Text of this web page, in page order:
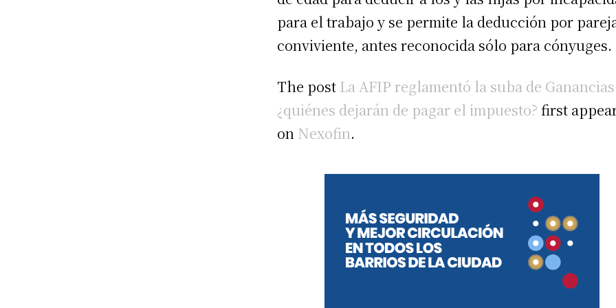
para el trabajo y se permite la deducción por
conviviente, antes reconocida sólo para cónyuges.
The post La AFIP reglamentó la suba de
¿quiénes dejarán de pagar el impuesto? first
on Nexofin.